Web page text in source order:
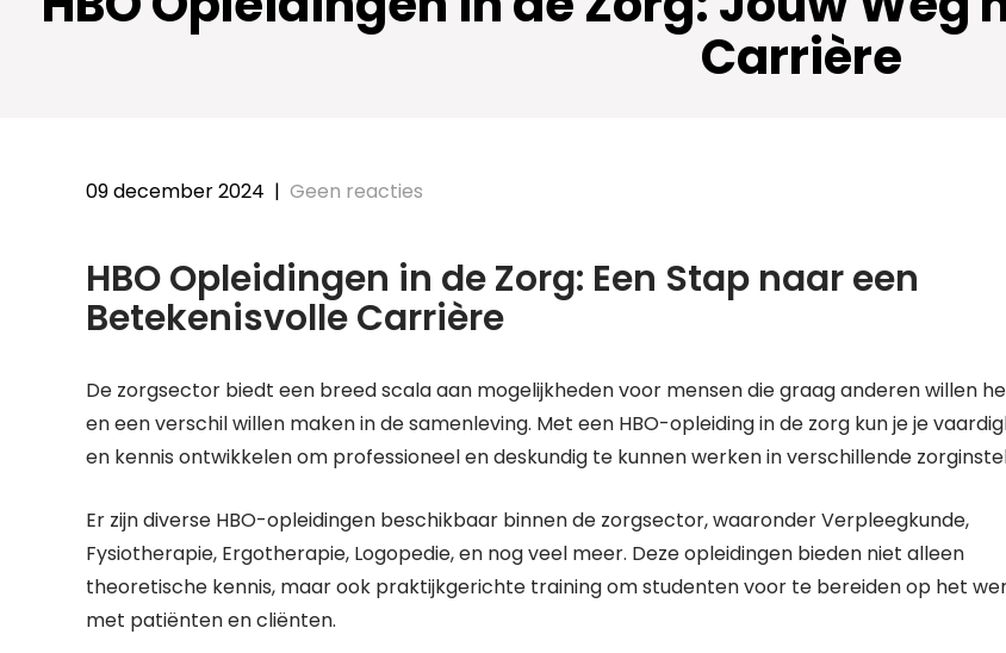
Carrière
09 december 2024 | Geen reacties
HBO Opleidingen in de Zorg: Een Stap naar een
Betekenisvolle Carrière
De zorgsector biedt een breed scala aan mogelijkheden voor mensen die graag anderen willen
en een verschil willen maken in de samenleving. Met een HBO-opleiding in de zorg kun je je
en kennis ontwikkelen om professioneel en deskundig te kunnen werken in verschillende
Er zijn diverse HBO-opleidingen beschikbaar binnen de zorgsector, waaronder Verpleegkunde,
Fysiotherapie, Ergotherapie, Logopedie, en nog veel meer. Deze opleidingen bieden niet alleen
theoretische kennis, maar ook praktijkgerichte training om studenten voor te bereiden op het
met patiënten en cliënten.